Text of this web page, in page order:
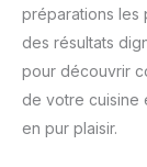
préparations les
des résultats
pour découvrir
de votre cuisine
en pur plaisir.